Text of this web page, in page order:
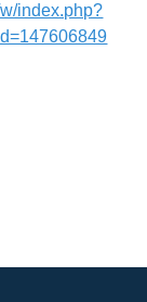
index.php?